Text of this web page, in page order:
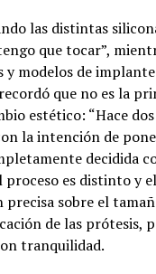
las distintas
que tocar”,
modelos de
que no es la
estético: “Hace
la intención de
decidida
proceso es distinto y
sobre el
de las prótesis,
tranquilidad.